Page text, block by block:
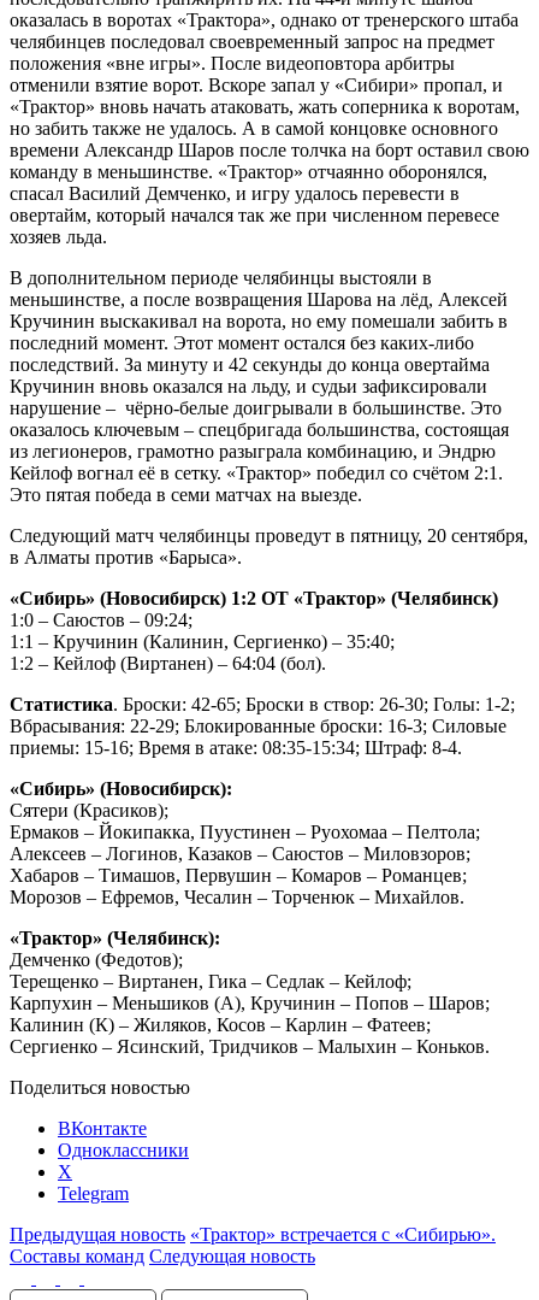
оказалась в воротах «Трактора», однако от тренерского штаба
челябинцев последовал своевременный запрос на предмет
положения «вне игры». После видеоповтора арбитры
отменили взятие ворот. Вскоре запал у «Сибири» пропал, и
«Трактор» вновь начать атаковать, жать соперника к воротам,
но забить также не удалось. А в самой концовке основного
времени Александр Шаров после толчка на борт оставил свою
команду в меньшинстве. «Трактор» отчаянно оборонялся,
спасал Василий Демченко, и игру удалось перевести в
овертайм, который начался так же при численном перевесе
хозяев льда.
В дополнительном периоде челябинцы выстояли в
меньшинстве, а после возвращения Шарова на лёд, Алексей
Кручинин выскакивал на ворота, но ему помешали забить в
последний момент. Этот момент остался без каких-либо
последствий. За минуту и 42 секунды до конца овертайма
Кручинин вновь оказался на льду, и судьи зафиксировали
нарушение – чёрно-белые доигрывали в большинстве. Это
оказалось ключевым – спецбригада большинства, состоящая
из легионеров, грамотно разыграла комбинацию, и Эндрю
Кейлоф вогнал её в сетку. «Трактор» победил со счётом 2:1.
Это пятая победа в семи матчах на выезде.
Следующий матч челябинцы проведут в пятницу, 20 сентября,
в Алматы против «Барыса».
«Сибирь» (Новосибирск) 1:2 ОТ «Трактор» (Челябинск)
1:0 – Саюстов – 09:24;
1:1 – Кручинин (Калинин, Сергиенко) – 35:40;
1:2 – Кейлоф (Виртанен) – 64:04 (бол).
Статистика. Броски: 42-65; Броски в створ: 26-30; Голы: 1-2;
Вбрасывания: 22-29; Блокированные броски: 16-3; Силовые
приемы: 15-16; Время в атаке: 08:35-15:34; Штраф: 8-4.
«Сибирь» (Новосибирск):
Сятери (Красиков);
Ермаков – Йокипакка, Пуустинен – Руохомаа – Пелтола;
Алексеев – Логинов, Казаков – Саюстов – Миловзоров;
Хабаров – Тимашов, Первушин – Комаров – Романцев;
Морозов – Ефремов, Чесалин – Торченюк – Михайлов.
«Трактор» (Челябинск):
Демченко (Федотов);
Терещенко – Виртанен, Гика – Седлак – Кейлоф;
Карпухин – Меньшиков (А), Кручинин – Попов – Шаров;
Калинин (К) – Жиляков, Косов – Карлин – Фатеев;
Сергиенко – Ясинский, Тридчиков – Малыхин – Коньков.
Поделиться новостью
ВКонтакте
Одноклассники
X
Telegram
Предыдущая новость «Трактор» встречается с «Сибирью».
Составы команд Следующая новость